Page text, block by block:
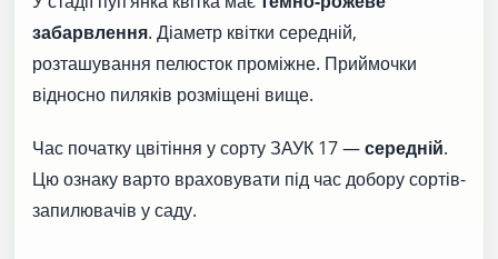
забарвлення. Діаметр квітки середній,
розташування пелюсток проміжне. Приймочки
відносно пиляків розміщені вище.
Час початку цвітіння у сорту ЗАУК 17 —середній.
Цю ознаку варто враховувати під час добору сортів-
запилювачів у саду.